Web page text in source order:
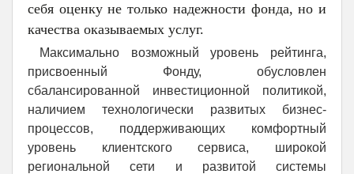
себя оценку не только надежности фонда, но и
качества оказываемых услуг.
Максимально возможный уровень рейтинга,
присвоенный Фонду, обусловлен
сбалансированной инвестиционной политикой,
наличием технологически развитых бизнес-
процессов, поддерживающих комфортный
уровень клиентского сервиса, широкой
региональной сети и развитой системы